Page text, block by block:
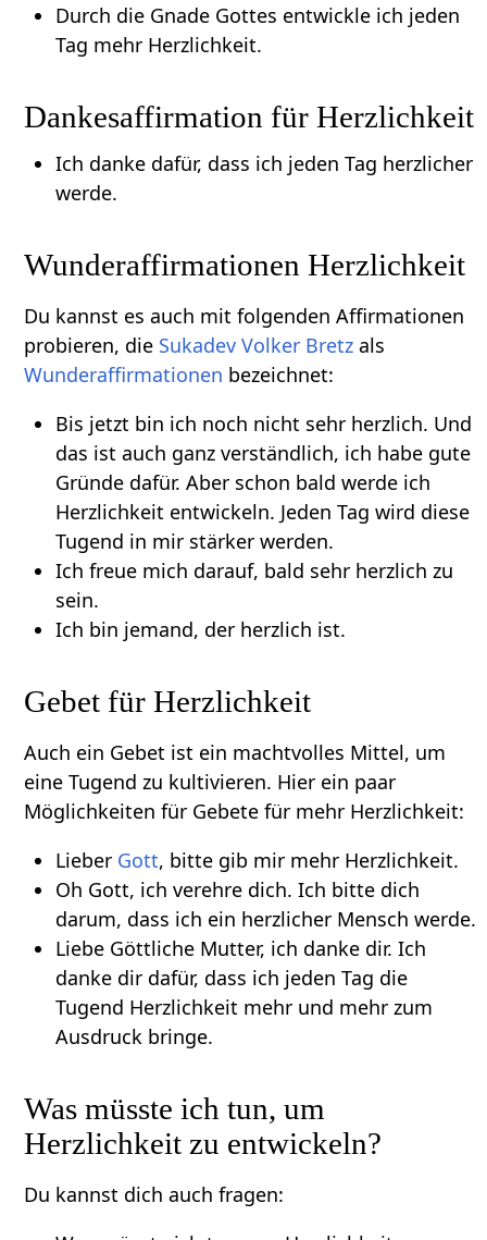
Durch die Gnade Gottes entwickle ich jeden
Tag mehr Herzlichkeit.
Dankesaffirmation für Herzlichkeit
Ich danke dafür, dass ich jeden Tag herzlicher
werde.
Wunderaffirmationen Herzlichkeit
Du kannst es auch mit folgenden Affirmationen
probieren, die Sukadev Volker Bretz als
Wunderaffirmationen bezeichnet:
Bis jetzt bin ich noch nicht sehr herzlich. Und
das ist auch ganz verständlich, ich habe gute
Gründe dafür. Aber schon bald werde ich
Herzlichkeit entwickeln. Jeden Tag wird diese
Tugend in mir stärker werden.
Ich freue mich darauf, bald sehr herzlich zu
sein.
Ich bin jemand, der herzlich ist.
Gebet für Herzlichkeit
Auch ein Gebet ist ein machtvolles Mittel, um
eine Tugend zu kultivieren. Hier ein paar
Möglichkeiten für Gebete für mehr Herzlichkeit:
Lieber Gott, bitte gib mir mehr Herzlichkeit.
Oh Gott, ich verehre dich. Ich bitte dich
darum, dass ich ein herzlicher Mensch werde.
Liebe Göttliche Mutter, ich danke dir. Ich
danke dir dafür, dass ich jeden Tag die
Tugend Herzlichkeit mehr und mehr zum
Ausdruck bringe.
Was müsste ich tun, um
Herzlichkeit zu entwickeln?
Du kannst dich auch fragen: